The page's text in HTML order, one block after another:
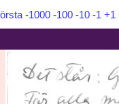
-1000 -100 -10 -1 +1